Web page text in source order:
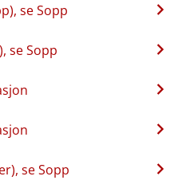
se Sopp
se Sopp
se Sopp